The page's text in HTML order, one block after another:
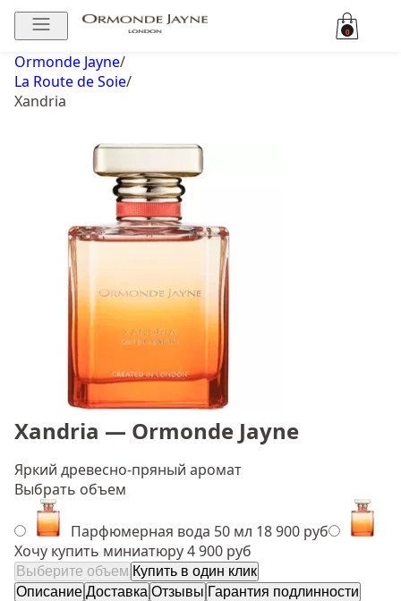
0
Ormonde Jayne/
La Route de Soie/
Xandria
Xandria — Ormonde Jayne
Яркий древесно-пряный аромат
Выбрать объем
Парфюмерная вода 50 мл 18 900 руб
Хочу купить миниатюру4 900 руб
Выберите объем Купить в один клик
Описание Доставка Отзывы Гарантия подлинности